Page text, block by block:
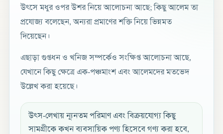
উৎসে মধুর ওপর উশর নিয়ে আলোচনা আছে; কিছু আলেম তা
প্রযোজ্য বলেছেন, অন্যরা প্রমাণের শক্তি নিয়ে ভিন্নমত
দিয়েছেন।
এছাড়া গুপ্তধন ও খনিজ সম্পর্কেও সংক্ষিপ্ত আলোচনা আছে,
যেখানে কিছু ক্ষেত্রে এক-পঞ্চমাংশ এবং আলেমদের মতভেদ
উল্লেখ করা হয়েছে।
উৎস-লেখায় ন্যূনতম পরিমাণ এবং বিক্রয়যোগ্য কিছু
সামগ্রীকে কখন ব্যবসায়িক পণ্য হিসেবে গণ্য করা হবে,